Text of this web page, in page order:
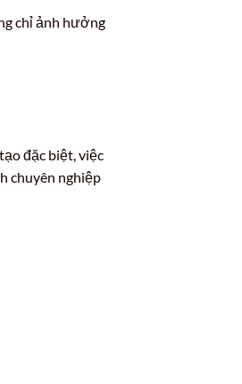
chỉ ảnh hưởng
đặc biệt, việc
chuyên nghiệp